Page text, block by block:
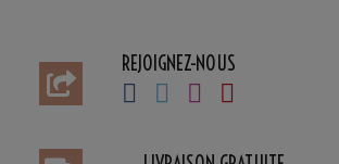
REJOIGNEZ-NOUS